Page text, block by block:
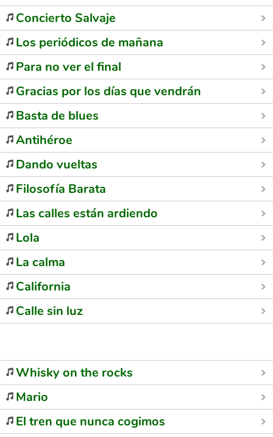
Concierto Salvaje
Los periódicos de mañana
Para no ver el final
Gracias por los días que vendrán
Basta de blues
Antihéroe
Dando vueltas
Filosofía Barata
Las calles están ardiendo
Lola
La calma
California
Calle sin luz
Whisky on the rocks
Mario
El tren que nunca cogimos